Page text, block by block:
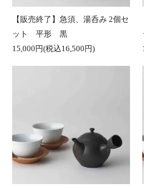
【販売終了】急須、湯呑み 2個セ
ット 平形 黒
15,000円(税込16,500円)